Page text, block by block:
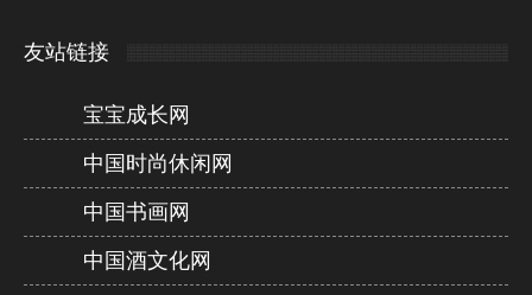
友站链接
宝宝成长网
中国时尚休闲网
中国书画网
中国酒文化网